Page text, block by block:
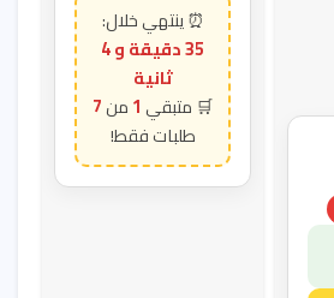
35 دقيقة و 3
ثانية
1
7